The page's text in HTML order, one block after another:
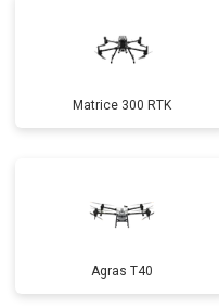
Matrice 300 RTK
Agras T40